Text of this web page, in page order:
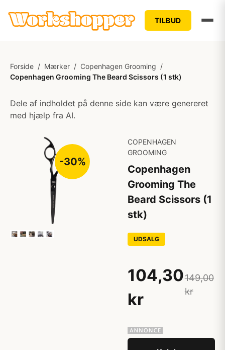
TILBUD
Forside / Mærker / Copenhagen Grooming /
Copenhagen Grooming The Beard Scissors (1 stk)
Dele af indholdet på denne side kan være genereret
med hjælp fra AI.
-30%
COPENHAGEN
GROOMING
Copenhagen
Grooming The
Beard Scissors (1
stk)
UDSALG
104,30
kr
149,00
kr